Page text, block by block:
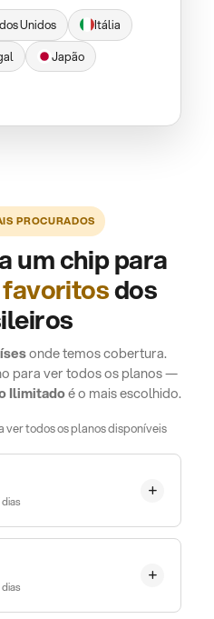
Unidos
Itália
Japão
PROCURADOS
um chip para
dos
onde temos cobertura.
para ver todos os planos —
Ilimitadoé o mais escolhido.
ver todos os planos disponíveis